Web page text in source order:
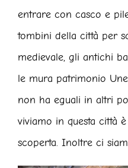
entrare con casco e
tombini della città per
medievale, gli antichi
le mura patrimonio
non ha eguali in altri
viviamo in questa città
scoperta. Inoltre ci